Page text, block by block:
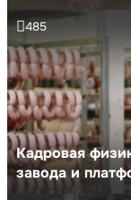
Кадровая
завода и
485